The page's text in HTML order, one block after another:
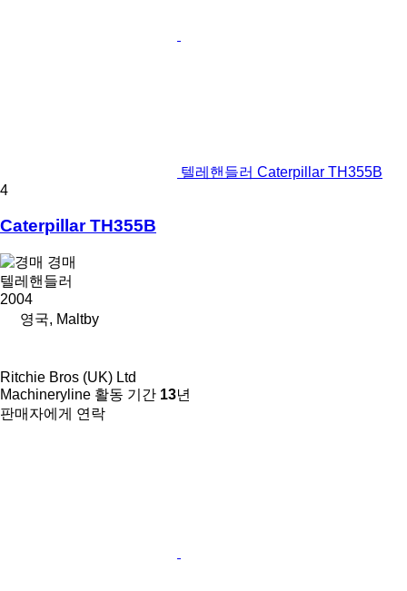
텔레핸들러 Caterpillar TH355B
4
Caterpillar TH355B
경매
텔레핸들러
2004
영국, Maltby
Ritchie Bros (UK) Ltd
Machineryline 활동 기간 13년
판매자에게 연락